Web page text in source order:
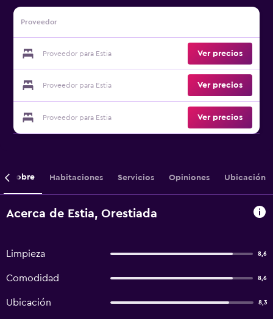
Proveedor
Proveedor para Estia Ver precios
Proveedor para Estia Ver precios
Proveedor para Estia Ver precios
Sobre Habitaciones Servicios Opiniones Ubicación
Acerca de Estia, Orestiada
Limpieza 8,6
Comodidad 8,6
Ubicación 8,3